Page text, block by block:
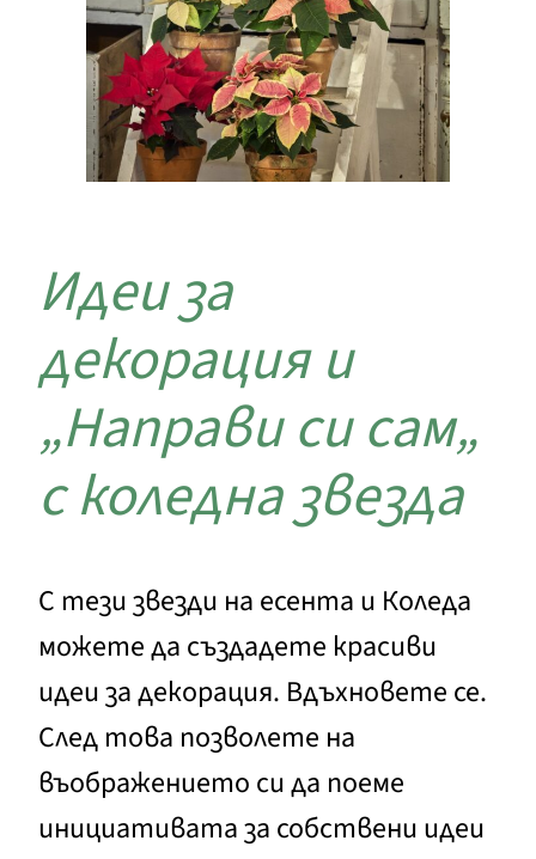
Идеи за
декорация и
„Направи си сам„
с коледна звезда
С тези звезди на есента и Коледа
можете да създадете красиви
идеи за декорация. Вдъхновете се.
След това позволете на
въображението си да поеме
инициативата за собствени идеи